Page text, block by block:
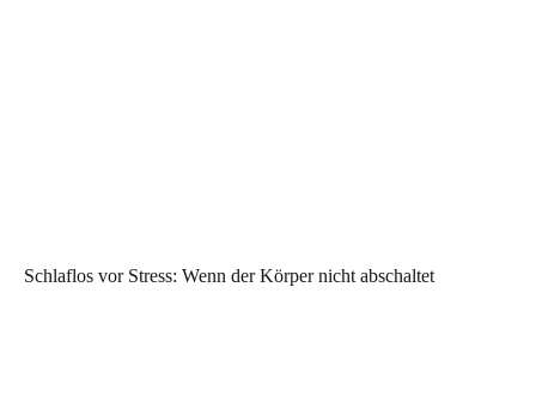
Schlaflos vor Stress: Wenn der Körper nicht abschaltet